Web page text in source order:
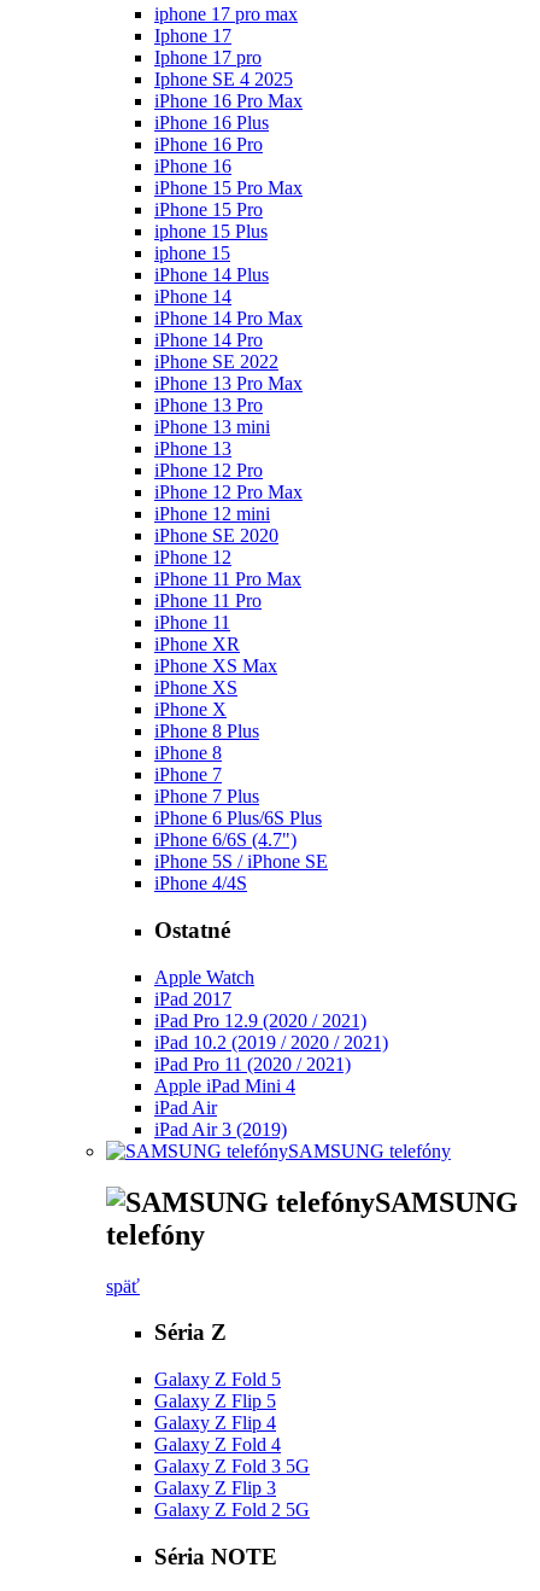
iphone 17 pro max
Iphone 17
Iphone 17 pro
Iphone SE 4 2025
iPhone 16 Pro Max
iPhone 16 Plus
iPhone 16 Pro
iPhone 16
iPhone 15 Pro Max
iPhone 15 Pro
iphone 15 Plus
iphone 15
iPhone 14 Plus
iPhone 14
iPhone 14 Pro Max
iPhone 14 Pro
iPhone SE 2022
iPhone 13 Pro Max
iPhone 13 Pro
iPhone 13 mini
iPhone 13
iPhone 12 Pro
iPhone 12 Pro Max
iPhone 12 mini
iPhone SE 2020
iPhone 12
iPhone 11 Pro Max
iPhone 11 Pro
iPhone 11
iPhone XR
iPhone XS Max
iPhone XS
iPhone X
iPhone 8 Plus
iPhone 8
iPhone 7
iPhone 7 Plus
iPhone 6 Plus/6S Plus
iPhone 6/6S (4.7")
iPhone 5S / iPhone SE
iPhone 4/4S
Ostatné
Apple Watch
iPad 2017
iPad Pro 12.9 (2020 / 2021)
iPad 10.2 (2019 / 2020 / 2021)
iPad Pro 11 (2020 / 2021)
Apple iPad Mini 4
iPad Air
iPad Air 3 (2019)
SAMSUNG telefóny
SAMSUNG
telefóny
späť
Séria Z
Galaxy Z Fold 5
Galaxy Z Flip 5
Galaxy Z Flip 4
Galaxy Z Fold 4
Galaxy Z Fold 3 5G
Galaxy Z Flip 3
Galaxy Z Fold 2 5G
Séria NOTE